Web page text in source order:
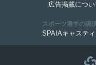
広告掲載につい
スポーツ選手の講
SPAIAキャステ